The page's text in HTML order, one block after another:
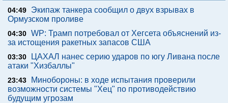
04:49
Экипаж танкера сообщил о двух взрывах в
Ормузском проливе
04:30 WP: Трамп потребовал от Хегсета объяснений из-
за истощения ракетных запасов США
03:30
ЦАХАЛ нанес серию ударов по югу Ливана после
атаки "Хизбаллы"
23:43
Минобороны: в ходе испытания проверили
возможности системы "Хец" по противодействию
будущим угрозам